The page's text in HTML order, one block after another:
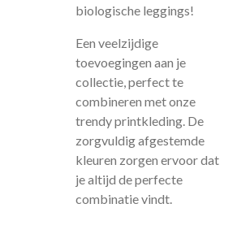
biologische leggings!
Een veelzijdige
toevoegingen aan je
collectie, perfect te
combineren met onze
trendy printkleding. De
zorgvuldig afgestemde
kleuren zorgen ervoor dat
je altijd de perfecte
combinatie vindt.